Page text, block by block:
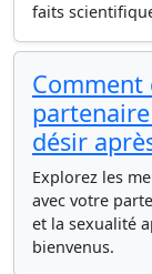
faits
Comment
désir
Explorez les
avec votre
et la sexualité
bienvenus.